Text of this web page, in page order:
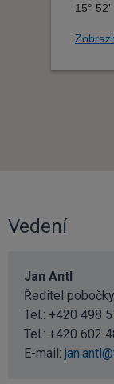
Vedení
Jan Antl
Ředitel pobočky
Tel.: +420 498
Tel.: +420 602
E-mail: